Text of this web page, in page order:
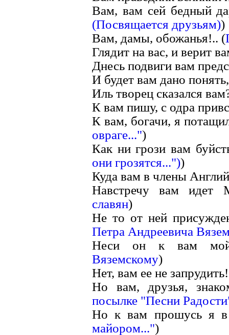
Вам, вам сей бедный
(Посвящается друзьям))
Вам, дамы, обожанья!.. (
Глядит на вас, и верит
Днесь подвиги вам
И будет вам дано
Иль творец сказался
К вам пишу, с одра
К вам, богачи, я
овраге...")
Как ни грози вам
они грозятся..."))
Куда вам в члены
Навстречу вам идет
славян)
Не то от ней
Петра Андреевича
Неси он к вам мой
Вяземскому)
Нет, вам ее не
Но вам, друзья,
посылке "Песни
Но к вам прошусь я
майором...")